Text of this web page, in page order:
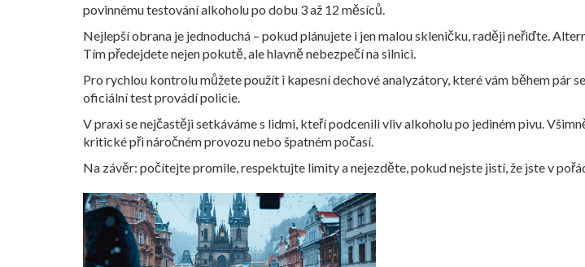
povinnému testování alkoholu po dobu 3 až 12 měsíců.
Nejlepší obrana je jednoduchá – pokud plánujete i jen malou skleničku, raději neřiďte.
Tím předejdete nejen pokutě, ale hlavně nebezpečí na silnici.
Pro rychlou kontrolu můžete použít i kapesní dechové analyzátory, které vám během pár
oficiální test provádí policie.
V praxi se nejčastěji setkáváme s lidmi, kteří podcenili vliv alkoholu po jediném pivu.
kritické při náročném provozu nebo špatném počasí.
Na závěr: počítejte promile, respektujte limity a nejezděte, pokud nejste jistí, že jste v